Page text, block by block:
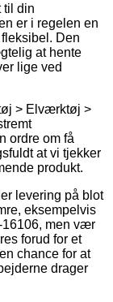
til din
er i regelen en
Den
at hente
lige ved
> Elværktøj >
ordre om få
at vi tjekker
produkt.
levering på blot
eksempelvis
16106, men vær
forud for et
chance for at
drager